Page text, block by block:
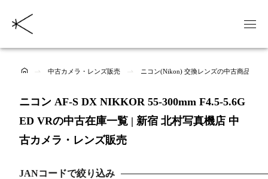
中古カメラ・レンズ販売 ニコン(Nikon) 交換レンズの中古商品一覧
ニコン AF-S DX NIKKOR 55-300mm F4.5-5.6G
ED VRの中古在庫一覧 | 新宿 北村写真機店 中
古カメラ・レンズ販売
JANコードで絞り込み